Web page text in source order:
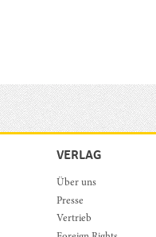
VERLAG
Über uns
Presse
Vertrieb